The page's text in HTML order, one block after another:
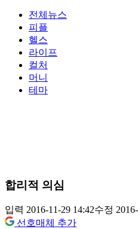
전체뉴스
피플
헬스
라이프
컬처
머니
테마
합리적 의심
입력 2016-11-29 14:42수정
선호매체 추가